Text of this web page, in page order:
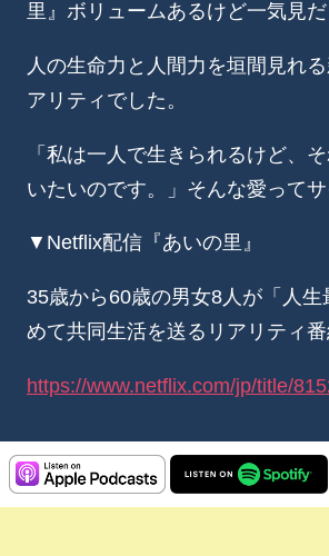
里』ボリュームあるけど一気見だ
人の生命力と人間力を垣間見れ
アリティでした。
「私は一人で生きられるけど、
いたいのです。」そんな愛って
▼Netflix配信『あいの里』
35歳から60歳の男女8人が「人
めて共同生活を送るリアリティ番
https://www.netflix.com/jp/title/